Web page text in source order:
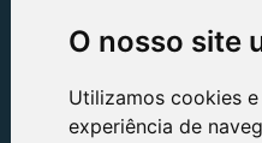
O nosso site
Utilizamos cookies
experiência de